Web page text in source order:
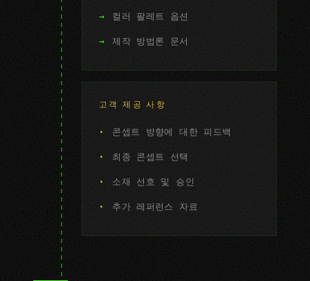
컬러 팔레트 옵션
제작 방법론 문서
고객 제공 사항
콘셉트 방향에 대한 피드백
최종 콘셉트 선택
소재 선호 및 승인
추가 레퍼런스 자료